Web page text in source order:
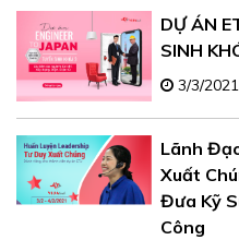
DỰ ÁN
SINH
3/3/
Lãnh
Xuất
Đưa Kỹ
Công